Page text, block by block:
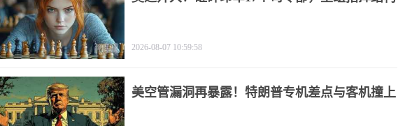
2026-08-07 10:59:58
美空管漏洞再暴露！特朗普专机差点与客机撞上